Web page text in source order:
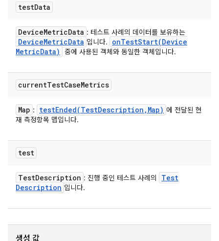
testData
DeviceMetricData : 테스트 사례의 데이터를 보유하는
DeviceMetricData 입니다. onTestStart(Device
MetricData) 중에 사용된 객체와 동일한 객체입니다.
currentTestCaseMetrics
Map : testEnded(TestDescription , Map) 에 전달된 현
재 측정항목 맵입니다.
test
TestDescription : 진행 중인 테스트 사례의
Test
Description 입니다.
생성 값